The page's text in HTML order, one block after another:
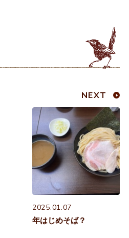
NEXT
2025.01.07
年はじめそば？